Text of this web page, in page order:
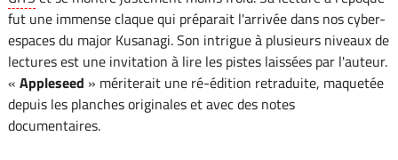
fut une immense claque qui préparait l'arrivée dans nos cyber-
espaces du major Kusanagi. Son intrigue à plusieurs niveaux de
lectures est une invitation à lire les pistes laissées par l'auteur.
« Appleseed » mériterait une ré-édition retraduite, maquetée
depuis les planches originales et avec des notes
documentaires.